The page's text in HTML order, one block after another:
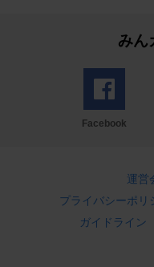
みん
Facebook
運営
プライバシーポリ
ガイドライン